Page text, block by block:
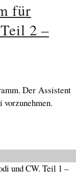
für
2 –
Der Assistent